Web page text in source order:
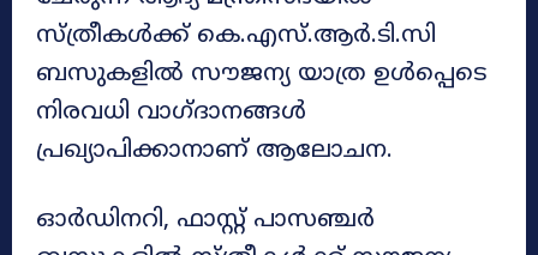
സ്ത്രീകൾക്ക് കെ.എസ്.ആർ.ടി.സി
ബസുകളിൽ സൗജന്യ യാത്ര ഉൾപ്പെടെ
നിരവധി വാഗ്ദാനങ്ങൾ
പ്രഖ്യാപിക്കാനാണ് ആലോചന.
ഓർഡിനറി, ഫാസ്റ്റ് പാസഞ്ചർ